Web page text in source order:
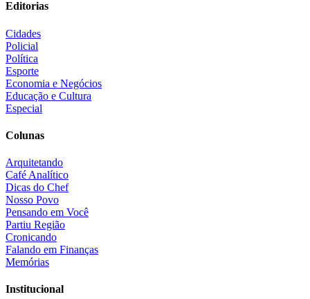
Editorias
Cidades
Policial
Política
Esporte
Economia e Negócios
Educação e Cultura
Especial
Colunas
Arquitetando
Café Analítico
Dicas do Chef
Nosso Povo
Pensando em Você
Partiu Região
Cronicando
Falando em Finanças
Memórias
Institucional